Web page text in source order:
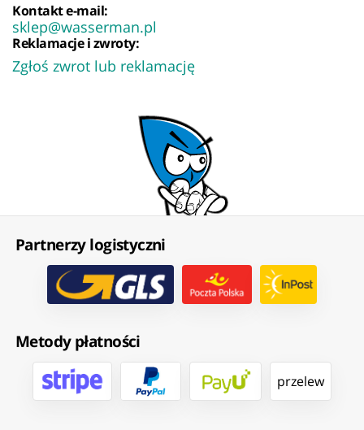
Kontakt e-mail:
sklep@wasserman.pl
Reklamacje i zwroty:
Zgłoś zwrot lub reklamację
Partnerzy logistyczni
Metody płatności
przelew